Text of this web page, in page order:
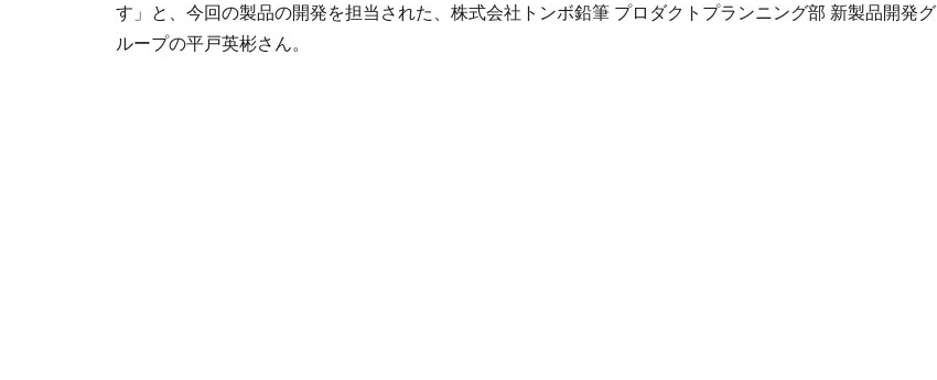
す」と、今回の製品の開発を担当された、株式会社トンボ鉛筆 プロダクトプランニング部 新製品開発グ
ループの平戸英彬さん。